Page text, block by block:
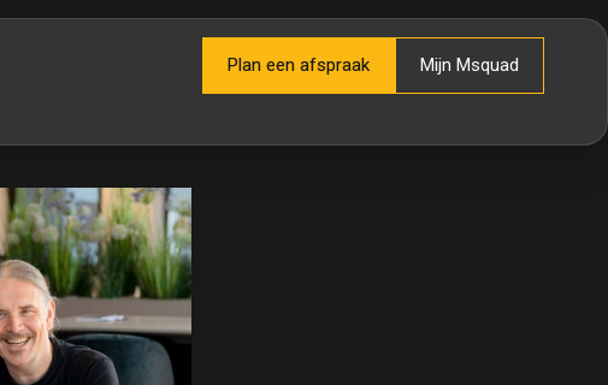
Plan een afspraak Mijn Msquad